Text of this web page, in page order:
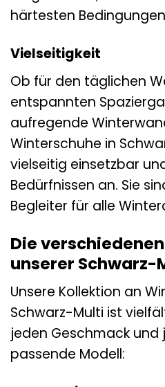
härtesten
Vielseitigkeit
Ob für den täglichen
entspannten
aufregende
Winterschuhe in
vielseitig einsetzbar
Bedürfnissen an. Sie
Begleiter für alle
Die
unserer Schwarz-
Unsere Kollektion an
Schwarz-Multi ist
jeden Geschmack und
passende Modell: